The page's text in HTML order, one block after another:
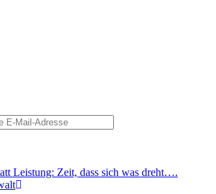
Leistung: Zeit, dass sich was dreht….